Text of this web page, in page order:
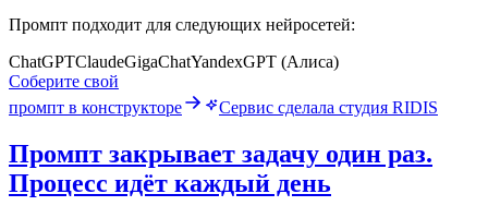
Промпт подходит для следующих нейросетей:
ChatGPTClaudeGigaChatYandexGPT (Алиса)
Соберите свой
промпт в конструкторе
Сервис сделала студия RIDIS
Промпт закрывает задачу один раз.
Процесс идёт каждый день